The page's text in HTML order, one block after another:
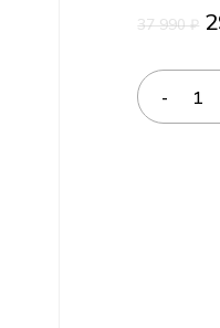
37 990₽